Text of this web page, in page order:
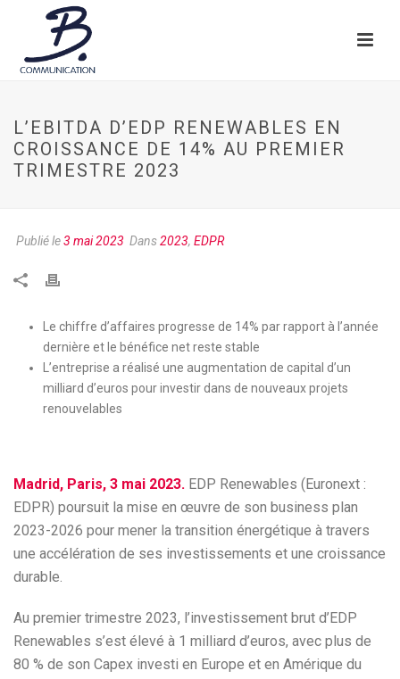
L’EBITDA D’EDP RENEWABLES EN
CROISSANCE DE 14% AU PREMIER
TRIMESTRE 2023
Publié le3 mai 2023 Dans2023, EDPR
Le chiffre d’affaires progresse de 14% par rapport à l’année
dernière et le bénéfice net reste stable
L’entreprise a réalisé une augmentation de capital d’un
milliard d’euros pour investir dans de nouveaux projets
renouvelables
Madrid, Paris, 3 mai 2023. EDP Renewables (Euronext :
EDPR) poursuit la mise en œuvre de son business plan
2023-2026 pour mener la transition énergétique à travers
une accélération de ses investissements et une croissance
durable.
Au premier trimestre 2023, l’investissement brut d’EDP
Renewables s’est élevé à 1 milliard d’euros, avec plus de
80 % de son Capex investi en Europe et en Amérique du